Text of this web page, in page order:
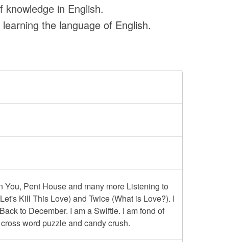
in English.
the language of English.
Pent House and many more Listening to
Kill This Love) and Twice (What is Love?). I
to December. I am a Swiftie. I am fond of
word puzzle and candy crush.